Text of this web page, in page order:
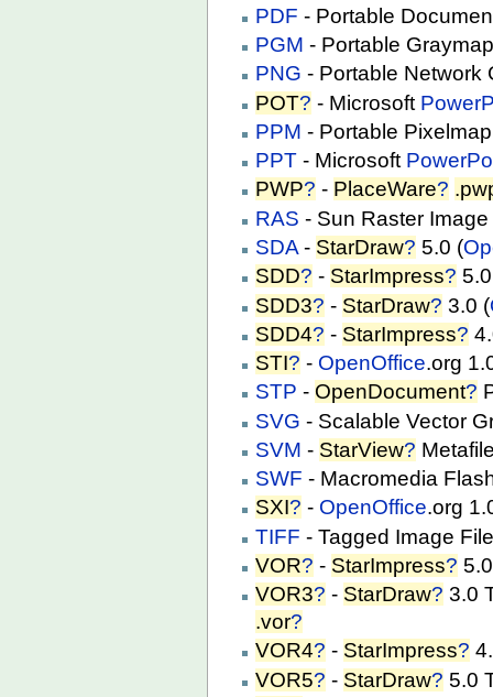
PDF - Portable
PGM - Portable
PNG - Portable Network
POT? - Microsoft
PPM - Portable
PPT - Microsoft
PWP? - PlaceWare?
RAS - Sun Raster
SDA - StarDraw? 5.0 (
SDD? - StarImpress?
SDD3? - StarDraw? 3.0 (
SDD4? - StarImpress?
STI? - OpenOffice.org
STP - OpenDocument?
SVG - Scalable Vector
SVM - StarView?
SWF - Macromedia
SXI? - OpenOffice.org
TIFF - Tagged Image
VOR? - StarImpress?
VOR3? - StarDraw? 3.0
.vor?
VOR4? - StarImpress?
VOR5? - StarDraw? 5.0